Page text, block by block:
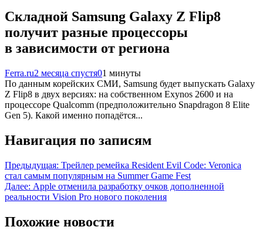
Складной Samsung Galaxy Z Flip8
получит разные процессоры
в зависимости от региона
Ferra.ru2 месяца спустя01 минуты
По данным корейских СМИ, Samsung будет выпускать Galaxy
Z Flip8 в двух версиях: на собственном Exynos 2600 и на
процессоре Qualcomm (предположительно Snapdragon 8 Elite
Gen 5). Какой именно попадётся...
Навигация по записям
Предыдущая: Трейлер ремейка Resident Evil Code: Veronica
стал самым популярным на Summer Game Fest
Далее: Apple отменила разработку очков дополненной
реальности Vision Pro нового поколения
Похожие новости